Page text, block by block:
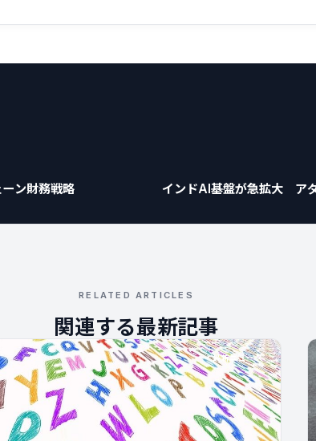
ン財務戦略 インドAI基盤が急拡大 ア
RELATED ARTICLES
関連する最新記事
最新ニュース